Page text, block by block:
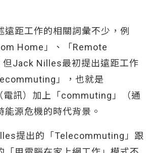
遠距工作的相關詞彙不少，例
Home」、「Remote
但Jack Nilles最初提出遠距工作
」，也就是
電訊）加上「commuting」（通
能源危機的時代背景。
提出的「Telecommuting」跟